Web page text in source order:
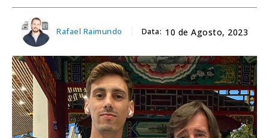
Rafael Raimundo Data: 10 de Agosto, 2023